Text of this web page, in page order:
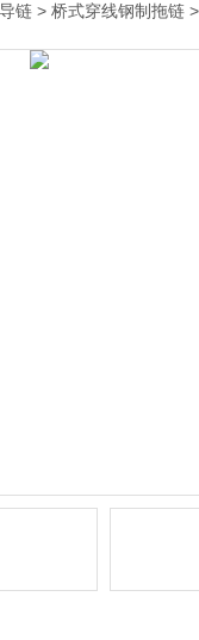
链 > 桥式穿线钢制拖链